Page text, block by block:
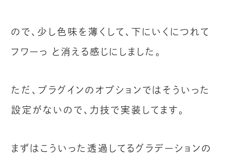
ので、少し色味を薄くして、下にいくにつれて
フワーっ と消える感じにしました。
ただ、プラグインのオプションではそういった
設定がないので、力技で実装してます。
まずはこういった透過してるグラデーションの